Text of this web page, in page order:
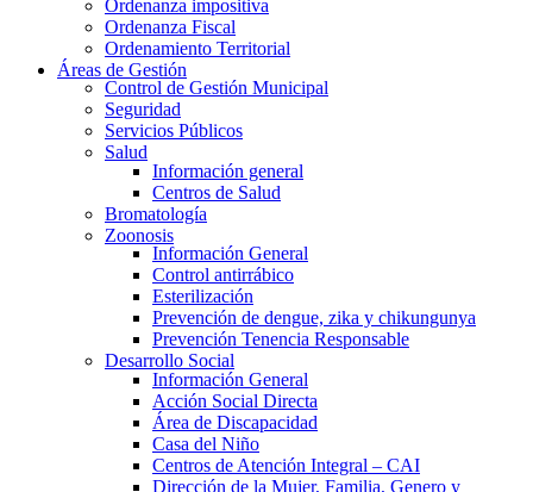
Ordenanza impositiva
Ordenanza Fiscal
Ordenamiento Territorial
Áreas de Gestión
Control de Gestión Municipal
Seguridad
Servicios Públicos
Salud
Información general
Centros de Salud
Bromatología
Zoonosis
Información General
Control antirrábico
Esterilización
Prevención de dengue, zika y chikungunya
Prevención Tenencia Responsable
Desarrollo Social
Información General
Acción Social Directa
Área de Discapacidad
Casa del Niño
Centros de Atención Integral – CAI
Dirección de la Mujer, Familia, Genero y